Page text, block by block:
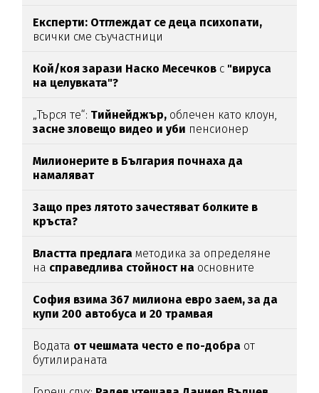
Експерти: Отглеждат се деца психопати,
всички сме съучастници
Кой/коя зарази Наско Месечков с "вируса
на целувката"?
„Търся те“: Тийнейджър, облечен като клоун,
засне зловещо видео и уби пенсионер
Милионерите в България почнаха да
намаляват
Защо през лятото зачестяват болките в
кръста?
Властта предлага методика за определяне
на справедлива стойност на основните
София взима 367 милиона евро заем, за да
купи 200 автобуса и 20 трамвая
Водата от чешмата често е по-добра от
бутилираната